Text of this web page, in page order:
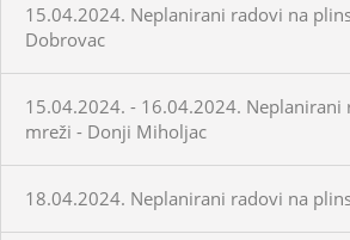
15.04.2024. Neplanirani radovi na
Dobrovac
15.04.2024. - 16.04.2024. Neplanirani
mreži - Donji Miholjac
18.04.2024. Neplanirani radovi na